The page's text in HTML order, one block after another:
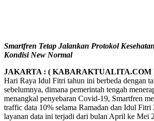
Smartfren Tetap Jalankan Protokol
Kondisi New Normal
JAKARTA : ( KABARAKTUALITA.COM
Hari Raya Idul Fitri tahun ini berbeda dengan
sebelumnya, dimana pemerintah tengah
menangkal penyebaran Covid-19, Smartfren
traffic data 10% selama Ramadan dan Idul Fitri
layanan data ini terjadi dari bulan April ke Mei